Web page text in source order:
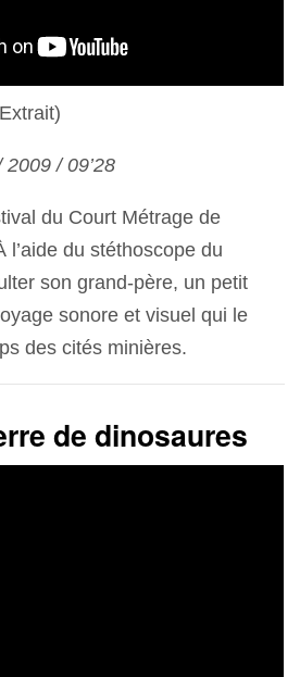
/ 09’28
du Court Métrage de
l’aide du stéthoscope du
son grand-père, un petit
sonore et visuel qui le
des cités minières.
de dinosaures